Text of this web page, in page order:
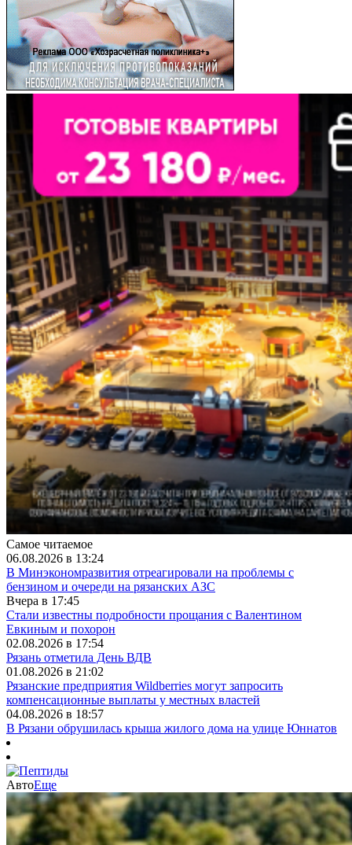
Самое читаемое
06.08.2026 в 13:24
В Минэкономразвития отреагировали на проблемы с
бензином и очереди на рязанских АЗС
Вчера в 17:45
Стали известны подробности прощания с Валентином
Евкиным и похорон
02.08.2026 в 17:54
Рязань отметила День ВДВ
01.08.2026 в 21:02
Рязанские предприятия Wildberries могут запросить
компенсационные выплаты у местных властей
04.08.2026 в 18:57
В Рязани обрушилась крыша жилого дома на улице Юннатов
АвтоЕще